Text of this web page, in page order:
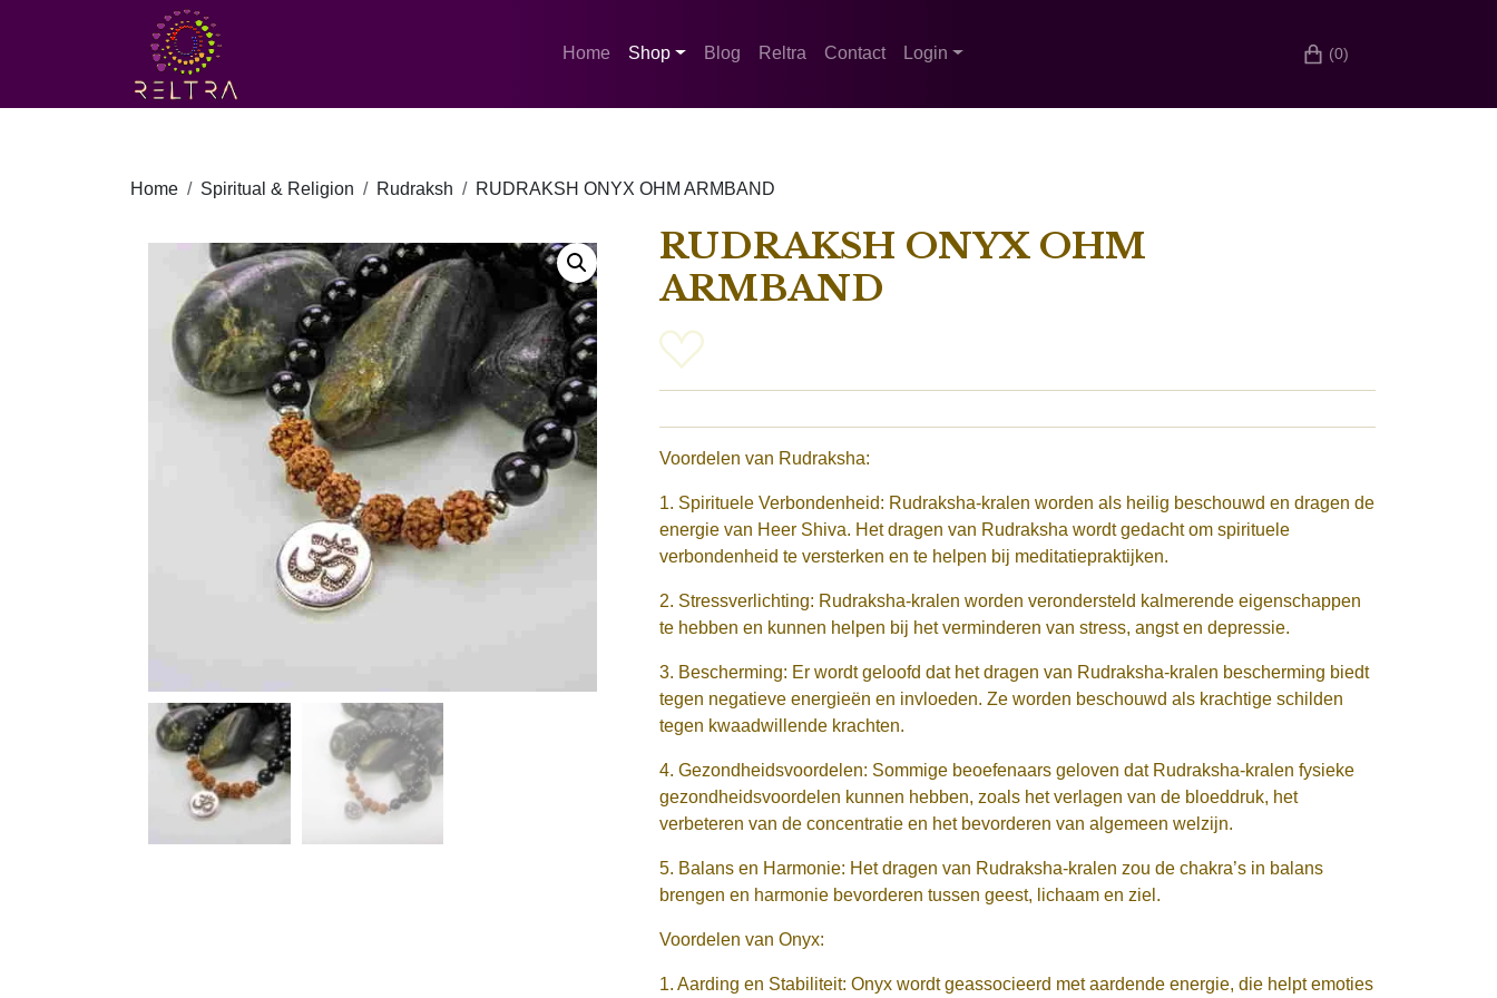
(0)
Home Shop Blog Reltra Contact Login
Home Spiritual & Religion Rudraksh RUDRAKSH ONYX OHM ARMBAND
RUDRAKSH ONYX OHM
ARMBAND
Voordelen van Rudraksha:
1. Spirituele Verbondenheid: Rudraksha-kralen worden als heilig beschouwd en dragen de
energie van Heer Shiva. Het dragen van Rudraksha wordt gedacht om spirituele
verbondenheid te versterken en te helpen bij meditatiepraktijken.
2. Stressverlichting: Rudraksha-kralen worden verondersteld kalmerende eigenschappen
te hebben en kunnen helpen bij het verminderen van stress, angst en depressie.
3. Bescherming: Er wordt geloofd dat het dragen van Rudraksha-kralen bescherming biedt
tegen negatieve energieën en invloeden. Ze worden beschouwd als krachtige schilden
tegen kwaadwillende krachten.
4. Gezondheidsvoordelen: Sommige beoefenaars geloven dat Rudraksha-kralen fysieke
gezondheidsvoordelen kunnen hebben, zoals het verlagen van de bloeddruk, het
verbeteren van de concentratie en het bevorderen van algemeen welzijn.
5. Balans en Harmonie: Het dragen van Rudraksha-kralen zou de chakra’s in balans
brengen en harmonie bevorderen tussen geest, lichaam en ziel.
Voordelen van Onyx:
1. Aarding en Stabiliteit: Onyx wordt geassocieerd met aardende energie, die helpt emoties